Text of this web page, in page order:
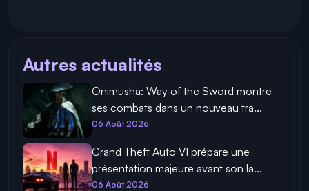
Autres actualités
Onimusha: Way of the Sword montre
ses combats dans un nouveau tra...
06 Août 2026
Grand Theft Auto VI prépare une
présentation majeure avant son la...
06 Août 2026